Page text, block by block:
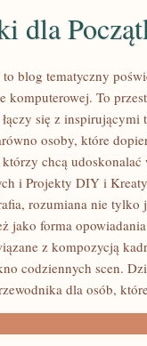
dla
blog tematyczny
komputerowej. To
się z inspirującymi
osoby, które
chcą
i Projekty DIY i
rozumiana nie
jako forma
z kompozycją
codziennych scen.
dla osób,